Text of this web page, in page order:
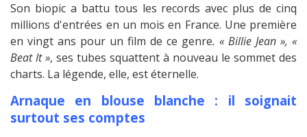
Son biopic a battu tous les records avec plus de cinq
millions d'entrées en un mois en France. Une première
en vingt ans pour un film de ce genre. « Billie Jean », «
Beat It », ses tubes squattent à nouveau le sommet des
charts. La légende, elle, est éternelle.
Arnaque en blouse blanche : il soignait
surtout ses comptes